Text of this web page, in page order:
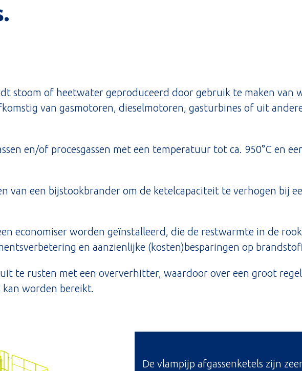
stoom of heetwater geproduceerd door gebruik te maken
van gasmotoren, dieselmotoren, gasturbines of uit
en/of procesgassen met een temperatuur tot ca. 950°C en
van een bijstookbrander om de ketelcapaciteit te verhogen bij
economiser worden geïnstalleerd, die de restwarmte in de
en aanzienlijke (kosten)besparingen op
te rusten met een oververhitter, waardoor over een groot
kan worden bereikt.
De vlampijp afgassenketels zijn